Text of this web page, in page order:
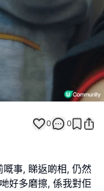
0 0
事, 睇返啲相, 仍然
好多磨擦, 係我對佢